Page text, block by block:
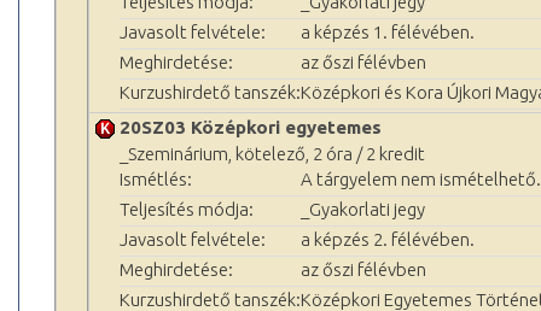
Javasolt felvétele:
a képzés 1. félévében.
Meghirdetése:
az őszi félévben
Kurzushirdető tanszék:Középkori és Kora Újkori
20SZ03 Középkori egyetemes
_Szeminárium, kötelező, 2 óra / 2 kredit
Ismétlés:
A tárgyelem nem ismételhető.
Teljesítés módja:
_Gyakorlati jegy
Javasolt felvétele:
a képzés 2. félévében.
Meghirdetése:
az őszi félévben
Kurzushirdető tanszék:Középkori Egyetemes